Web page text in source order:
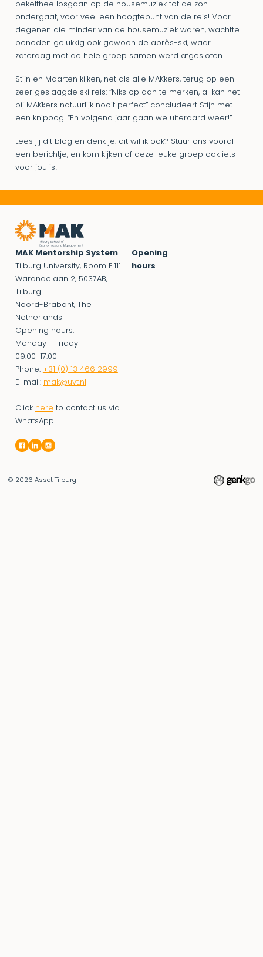
pekelthee losgaan op de housemuziek tot de zon
ondergaat, voor veel een hoogtepunt van de reis! Voor
degenen die minder van de housemuziek waren, wachtte
beneden gelukkig ook gewoon de après-ski, waar
zaterdag met de hele groep samen werd afgesloten.
Stijn en Maarten kijken, net als alle MAKkers, terug op een
zeer geslaagde ski reis: “Niks op aan te merken, al kan het
bij MAKkers natuurlijk nooit perfect” concludeert Stijn met
een knipoog. “En volgend jaar gaan we uiteraard weer!”
Lees jij dit blog en denk je: dit wil ik ook? Stuur ons vooral
een berichtje, en kom kijken of deze leuke groep ook iets
voor jou is!
MAK Mentorship System
Tilburg University, Room E.111
Warandelaan 2, 5037AB,
Tilburg
Noord-Brabant, The
Netherlands
Opening hours:
Monday - Friday
09:00-17:00
Phone: +31 (0) 13 466 2999
E-mail: mak@uvt.nl
Click here to contact us via
WhatsApp
Opening
hours
© 2026 Asset Tilburg